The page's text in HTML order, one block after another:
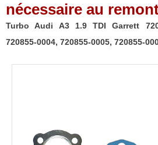
720855-
0001,
720855-
720855-
nécessaire au
Turbo Audi A3 1.9 TDI Garrett
720855-0004, 720855-0005, 720855-